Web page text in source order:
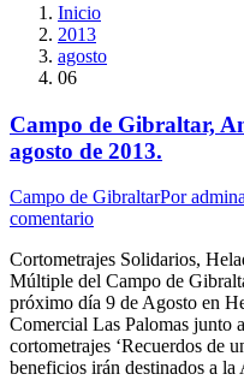
Inicio
2013
agosto
06
Campo de Gibraltar,
agosto de 2013.
Campo de GibraltarPor
comentario
Cortometrajes Solidarios,
Múltiple del Campo de
próximo día 9 de Agosto en
Comercial Las Palomas junto
cortometrajes ‘Recuerdos de
beneficios irán destinados a